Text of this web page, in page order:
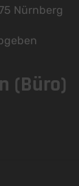
Nürnberg
(Büro)